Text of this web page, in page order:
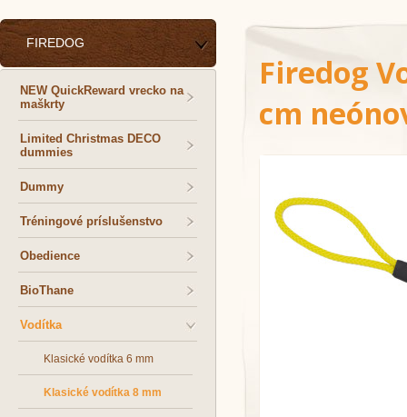
FIREDOG
NEW QuickReward vrecko na
maškrty
Limited Christmas DECO
dummies
Dummy
Tréningové príslušenstvo
Obedience
BioThane
Vodítka
Klasické vodítka 6 mm
Klasické vodítka 8 mm
Firedog
cm